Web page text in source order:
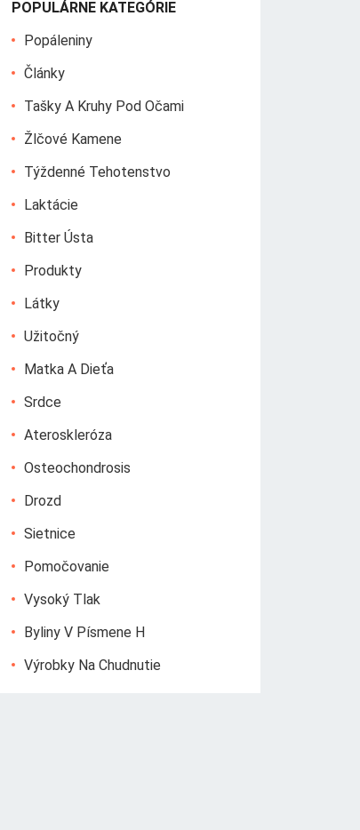
POPULÁRNE KATEGÓRIE
Popáleniny
Články
Tašky A Kruhy Pod Očami
Žlčové Kamene
Týždenné Tehotenstvo
Laktácie
Bitter Ústa
Produkty
Látky
Užitočný
Matka A Dieťa
Srdce
Ateroskleróza
Osteochondrosis
Drozd
Sietnice
Pomočovanie
Vysoký Tlak
Byliny V Písmene H
Výrobky Na Chudnutie